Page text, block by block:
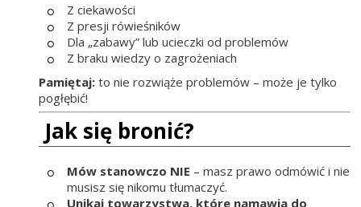
Z ciekawości
Z presji rówieśników
Dla „zabawy” lub ucieczki od problemów
Z braku wiedzy o zagrożeniach
Pamiętaj: to nie rozwiąże problemów – może je tylko
pogłębić!
Jak się bronić?
Mów stanowczo NIE – masz prawo odmówić i nie
musisz się nikomu tłumaczyć.
Unikaj towarzystwa, które namawia do